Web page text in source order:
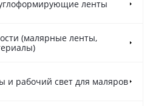
ленты
(малярные ленты,
рабочий свет для маляров